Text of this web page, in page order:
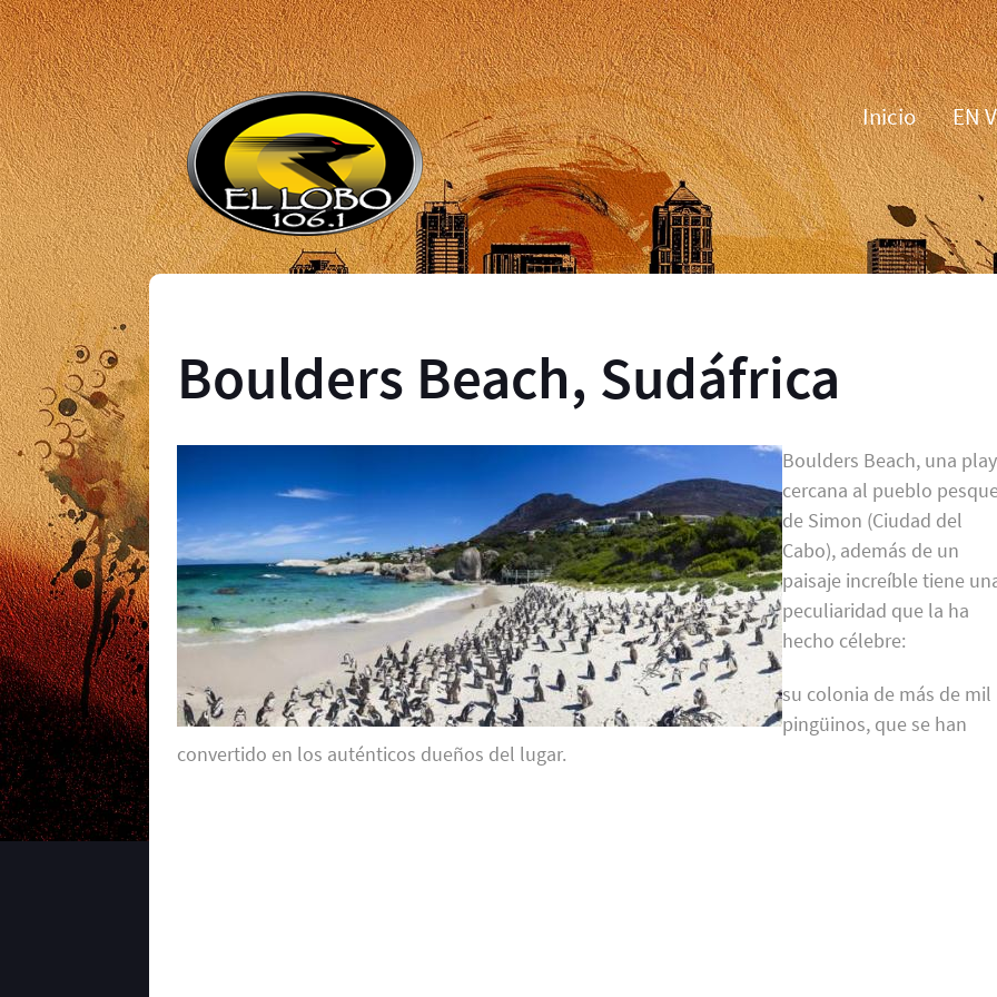
Inicio EN
Boulders Beach, Sudáfrica
Boulders Beach, una
cercana al pueblo
de Simon (Ciudad del
Cabo), además de un
paisaje increíble tiene
peculiaridad que la ha
hecho célebre:
su colonia de más de mil
pingüinos, que se han
convertido en los auténticos dueños del lugar.